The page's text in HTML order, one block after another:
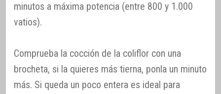
minutos a máxima potencia (entre 800 y 1.000
vatios).
Comprueba la cocción de la coliflor con una
brocheta, si la quieres más tierna, ponla un minuto
más. Si queda un poco entera es ideal para